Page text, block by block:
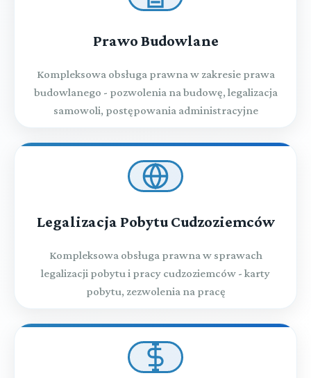
Prawo Budowlane
Kompleksowa obsługa prawna w zakresie prawa
budowlanego - pozwolenia na budowę, legalizacja
samowoli, postępowania administracyjne
Legalizacja Pobytu Cudzoziemców
Kompleksowa obsługa prawna w sprawach
legalizacji pobytu i pracy cudzoziemców - karty
pobytu, zezwolenia na pracę